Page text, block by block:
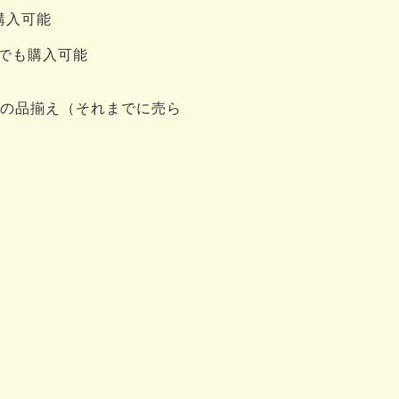
入可能
も購入可能
品揃え（それまでに売ら